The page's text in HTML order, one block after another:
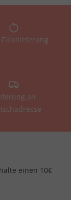
Filiallieferung
an
einen 10€